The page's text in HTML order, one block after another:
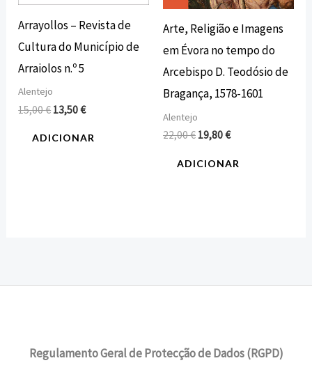
Arrayollos – Revista de
Cultura do Município de
Arraiolos n.º 5
Alentejo
15,00€ 13,50€
ADICIONAR
Arte, Religião e Imagens
em Évora no tempo do
Arcebispo D. Teodósio de
Bragança, 1578-1601
Alentejo
22,00€ 19,80€
ADICIONAR
Regulamento Geral de Protecção de Dados (RGPD)